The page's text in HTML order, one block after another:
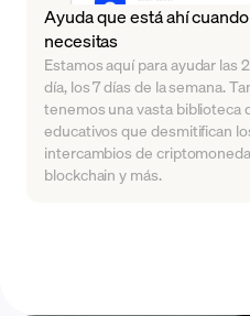
Ayuda que está ahí
necesitas
Estamos aquí para ayudar las
día, los 7 días de la semana.
tenemos una vasta biblioteca
educativos que desmitifican
intercambios de
blockchain y más.